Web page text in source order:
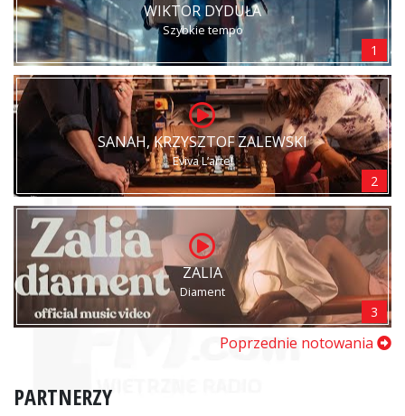
WIKTOR DYDUŁA
Szybkie tempo
1
SANAH, KRZYSZTOF ZALEWSKI
Eviva L’arte!
2
ZALIA
Diament
3
Poprzednie notowania
PARTNERZY